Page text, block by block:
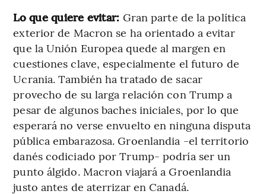
Lo que quiere evitar: Gran parte de la política
exterior de Macron se ha orientado a evitar
que la Unión Europea quede al margen en
cuestiones clave, especialmente el futuro de
Ucrania. También ha tratado de sacar
provecho de su larga relación con Trump a
pesar de algunos baches iniciales, por lo que
esperará no verse envuelto en ninguna disputa
pública embarazosa. Groenlandia -el territorio
danés codiciado por Trump- podría ser un
punto álgido. Macron viajará a Groenlandia
justo antes de aterrizar en Canadá.